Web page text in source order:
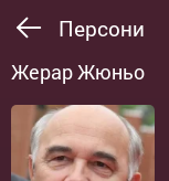
Персони
Жерар Жюньо